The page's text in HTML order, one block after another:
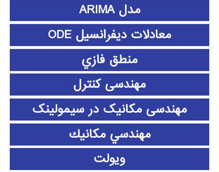
مدل ARIMA
معادلات دیفرانسیل ODE
منطق فازي
مهندسی کنترل
مهندسی مکانیک در سیمولینک
مهندسي مكانيك
ویولت